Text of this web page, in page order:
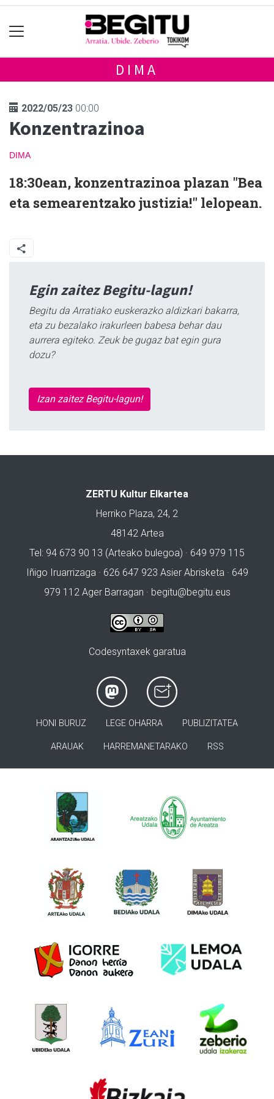
DIMA
2022/05/23 00:00
Konzentrazinoa
DIMA
18:30ean, konzentrazinoa plazan "Bea
eta semearentzako justizia!" lelopean.
Egin zaitez Begitu-lagun!
Begitu da Arratiako euskerazko aldizkari bakarra,
eta zu bezalako irakurleen babesa behar dau
aurrera egiteko. Zeuk be gugaz bat egin gura
dozu?
Izan zaitez Begitu-lagun!
ZERTU Kultur Elkartea
Herriko Plaza, 24, 2
48142 Artea
Tel: 94 673 90 13 (Arteako bulegoa) · 649 979 115
Iñigo Iruarrizaga · 626 647 923 Asier Abrisketa · 649
979 112 Ager Barragan · begitu@begitu.eus
Codesyntaxek garatua
HONI BURUZ LEGE OHARRA PUBLIZITATEA
ARAUAK HARREMANETARAKO RSS